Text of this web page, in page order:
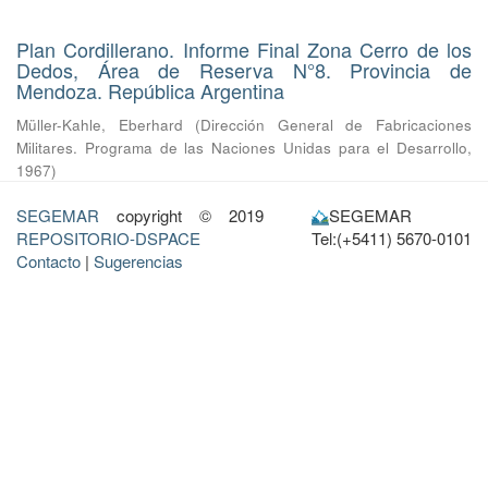
Plan Cordillerano. Informe Final Zona Cerro de los
Dedos, Área de Reserva N°8. Provincia de
Mendoza. República Argentina
Müller-Kahle, Eberhard (Dirección General de Fabricaciones
Militares. Programa de las Naciones Unidas para el Desarrollo,
1967)
SEGEMAR copyright © 2019
REPOSITORIO-DSPACE
Contacto | Sugerencias
SEGEMAR
Tel:(+5411) 5670-0101